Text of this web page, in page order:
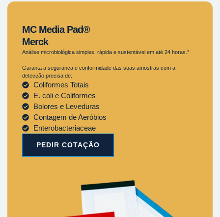
MC Media Pad®
Merck
Análise microbiológica simples, rápida e sustentável em até 24 horas.*
Garanta a segurança e conformidade das suas amostras com a
detecção precisa de:
Coliformes Totais
E. coli e Coliformes
Bolores e Leveduras
Contagem de Aeróbios
Enterobacteriaceae
PEDIR COTAÇÃO